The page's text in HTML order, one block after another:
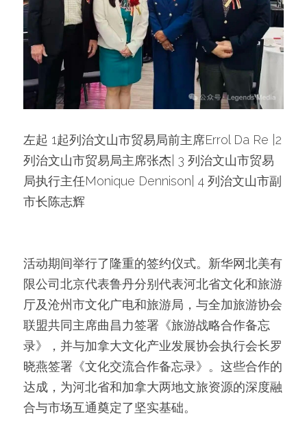
左起 1起列治文山市贸易局前主席Errol Da Re |2
列治文山市贸易局主席张杰| 3 列治文山市贸易
局执行主任Monique Dennison| 4 列治文山市副
市长陈志辉
活动期间举行了隆重的签约仪式。新华网北美有
限公司北京代表鲁丹分别代表河北省文化和旅游
厅及沧州市文化广电和旅游局，与全加旅游协会
联盟共同主席曲昌力签署《旅游战略合作备忘
录》，并与加拿大文化产业发展协会执行会长罗
晓燕签署《文化交流合作备忘录》。这些合作的
达成，为河北省和加拿大两地文旅资源的深度融
合与市场互通奠定了坚实基础。